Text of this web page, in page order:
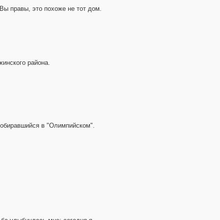
правы, это похоже не тот дом.
района.
в "Олимпийском".